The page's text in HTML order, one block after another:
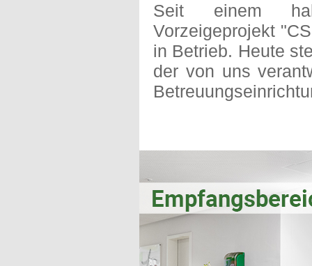
Seit einem
Vorzeigeprojekt
in Betrieb. Heute
der von uns